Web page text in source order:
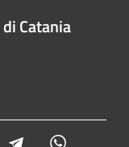
Catania
Telegram